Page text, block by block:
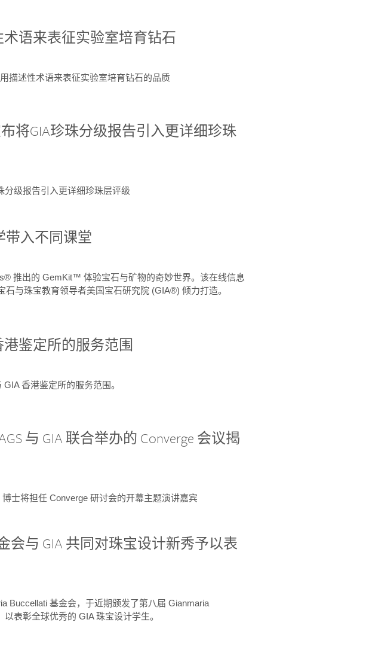
术语来表征实验室培育钻石
描述性术语来表征实验室培育钻石的品质
将GIA珍珠分级报告引入更详细珍珠
级报告引入更详细珍珠层评级
带入不同课堂
推出的 GemKit™ 体验宝石与矿物的奇妙世界。该在线信息
石与珠宝教育领导者美国宝石研究院 (GIA®) 倾力打造。
鉴定所的服务范围
香港鉴定所的服务范围。
与 GIA 联合举办的 Converge 会议揭
士将担任 Converge 研讨会的开幕主题演讲嘉宾
会与 GIA 共同对珠宝设计新秀予以表
Buccellati 基金会，于近期颁发了第八届 Gianmaria
表彰全球优秀的 GIA 珠宝设计学生。